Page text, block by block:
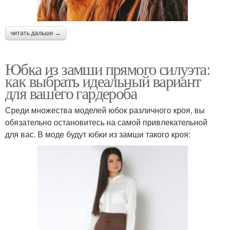
читать дальше →
Юбка из замши прямого силуэта:
как выбрать идеальный вариант
для вашего гардероба
Среди множества моделей юбок различного кроя, вы
обязательно остановитесь на самой привлекательной
для вас. В моде будут юбки из замши такого кроя: